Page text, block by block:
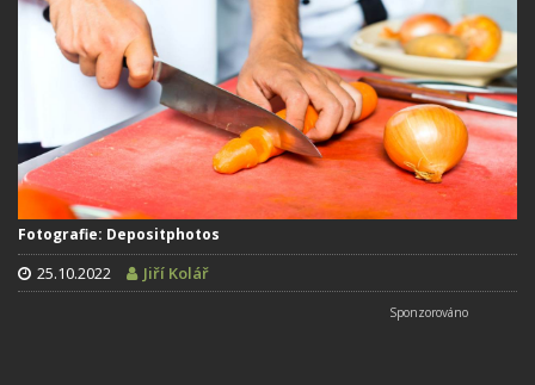
Fotografie: Depositphotos
25.10.2022 Jiří Kolář